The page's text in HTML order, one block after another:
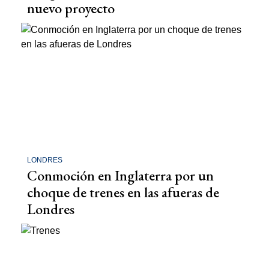
nuevo proyecto
LONDRES
Conmoción en Inglaterra por un
choque de trenes en las afueras de
Londres